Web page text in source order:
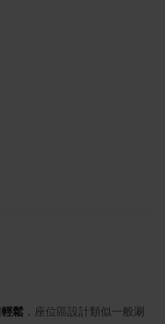
輕鬆 ，座位區設計類似一般涮